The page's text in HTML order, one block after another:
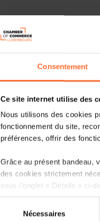
Consentement
Ce site internet utilise des
Nous utilisons des cookies
fonctionnement du site,
préférences, offrir des
Grâce au présent bandeau,
des cookies strictement
sous l’onglet « Détails » ci-
Il est précisé que la
Nécessaires